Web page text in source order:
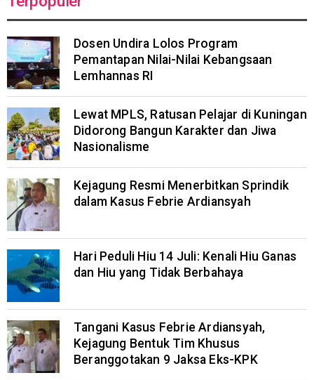
Dosen Undira Lolos Program
Pemantapan Nilai-Nilai Kebangsaan
Lemhannas RI
Lewat MPLS, Ratusan Pelajar di Kuningan
Didorong Bangun Karakter dan Jiwa
Nasionalisme
Kejagung Resmi Menerbitkan Sprindik
dalam Kasus Febrie Ardiansyah
Hari Peduli Hiu 14 Juli: Kenali Hiu Ganas
dan Hiu yang Tidak Berbahaya
Tangani Kasus Febrie Ardiansyah,
Kejagung Bentuk Tim Khusus
Beranggotakan 9 Jaksa Eks-KPK